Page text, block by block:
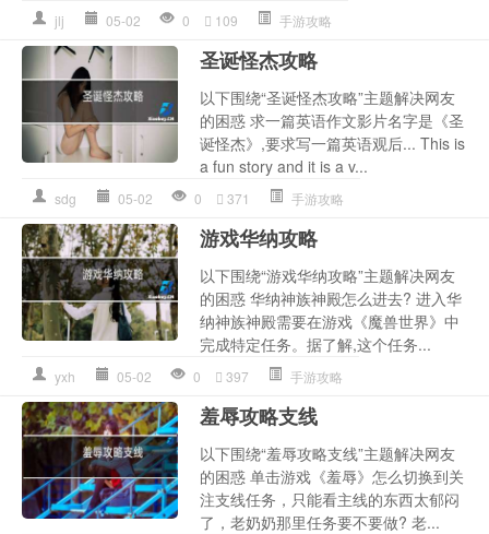
jlj 05-02 0 109 手游攻略
圣诞怪杰攻略
以下围绕“圣诞怪杰攻略”主题解决网友
的困惑 求一篇英语作文影片名字是《圣
诞怪杰》,要求写一篇英语观后... This is
a fun story and it is a v...
sdg 05-02 0 371 手游攻略
游戏华纳攻略
以下围绕“游戏华纳攻略”主题解决网友
的困惑 华纳神族神殿怎么进去? 进入华
纳神族神殿需要在游戏《魔兽世界》中
完成特定任务。据了解,这个任务...
yxh 05-02 0 397 手游攻略
羞辱攻略支线
以下围绕“羞辱攻略支线”主题解决网友
的困惑 单击游戏《羞辱》怎么切换到关
注支线任务，只能看主线的东西太郁闷
了，老奶奶那里任务要不要做? 老...